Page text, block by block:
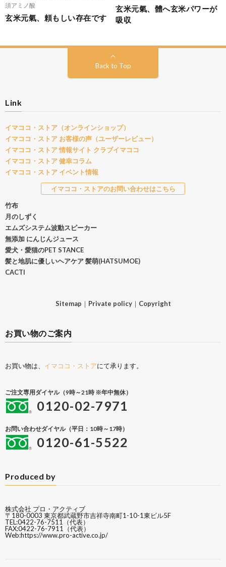
須アミノ酸
玄米元氣、頼もしい存在です
玄米元氣、體へ玄米パワーが
吸収
Back to Top
Link
イマココ・ストア（オンラインショップ）
イマココ・ストア お客様の声（ユーザーレビュー）
イマココ・ストア 情報サイト クラブイマココ
イマココ・ストア 健幸コラム
イマココ・ストア イベント情報
イマココ・ストアのお問い合わせはこちら
竹布
月のしずく
エムズシステム波動スピーカー
無添加 にんじんジュース
愛犬・愛猫のPET STANCE
髪と地肌に優しいヘアケア 髪萌(HATSUMOE)
CACTI
Sitemap ｜ Private policy｜ Copyright
お買い物のご案内
お買い物は、 イマココ・ストアにて承ります。
ご注文専用ダイヤル（9時～21時 ※年中無休）
0120-02-7971
お問い合わせダイヤル（平日：10時～17時）
0120-61-5522
Produced by
株式会社 プロ・アクティブ
〒180-0003 東京都武蔵野市吉祥寺南町1-10-1東ビル5F
TEL:0422-76-7511（代表）
FAX:0422-76-7911（代表）
Web:https://www.pro-active.co.jp/